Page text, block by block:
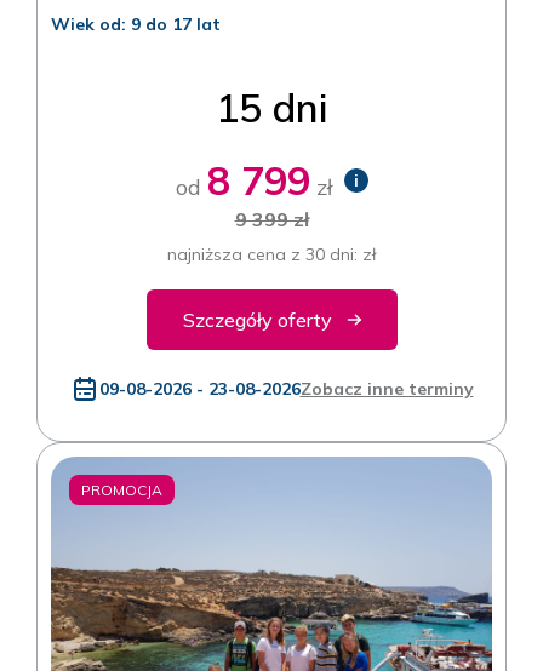
Wiek od: 9 do 17 lat
15 dni
od 8 799 zł i
9 399 zł
najniższa cena z 30 dni: zł
Szczegóły oferty
09-08-2026 - 23-08-2026Zobacz inne terminy
PROMOCJA